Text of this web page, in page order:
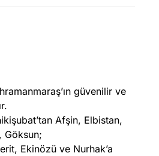
güvenilir ve
Afşin, Elbistan,
Göksun;
Ekinözü ve Nurhak’a